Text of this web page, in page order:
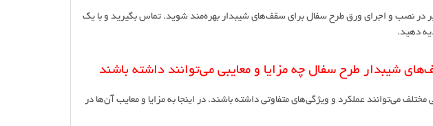
در نصب و اجرای ورق طرح سفال برای سقف‌های شیبدار بهره‌مند شوید. تماس بگیرید و با یک
دهید.
شیبدار طرح سفال چه مزایا و معایبی می‌توانند داشته باشند
مختلف می‌توانند عملکرد و ویژگی‌های متفاوتی داشته باشند. در اینجا به مزایا و معایب آن‌ها در